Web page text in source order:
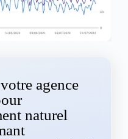
agence
naturel